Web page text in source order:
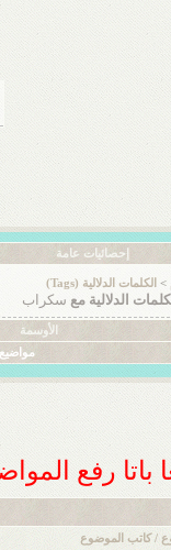
إحصائيات عامة
> الكلمات الدلالية (Tags)
الدلالية مع سكراب
الأوسمة
مواضيع
باتا رفع
/ كاتب الموضوع